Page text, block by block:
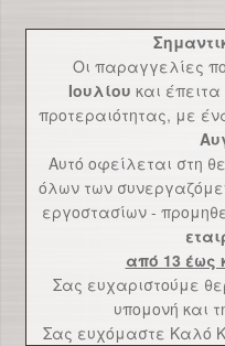
Επικοινωνία
Οι παραγγελίες
Ιουλίου και
προτεραιότητας, με
Αυτό οφείλεται στη
όλων των
εργοστασίων -
από 13 έως
Σας ευχαριστούμε
υπομονή και
Σας ευχόμαστε Καλό